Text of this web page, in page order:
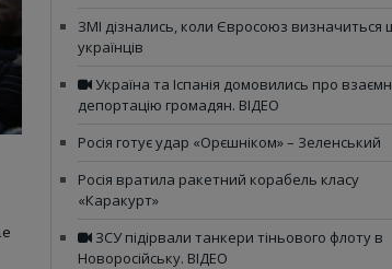
ЗМІ дізнались, коли Євросоюз визначиться
українців
Україна та Іспанія домовились про
депортацію громадян. ВІДЕО
Росія готує удар «Орєшніком» – Зеленський
Росія вратила ракетний корабель класу
«Каракурт»
ЗСУ підірвали танкери тіньового флоту в
Новоросійську. ВІДЕО